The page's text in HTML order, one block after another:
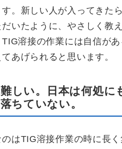
。新しい人が入ってきた
いたように、やさしく教
溶接の作業には自信が
あげられると思います。
しい。日本は何処に
ちていない。
はTIG溶接作業の時に長